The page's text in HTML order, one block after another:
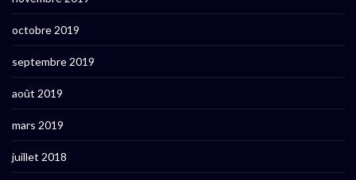
octobre 2019
septembre 2019
août 2019
mars 2019
juillet 2018